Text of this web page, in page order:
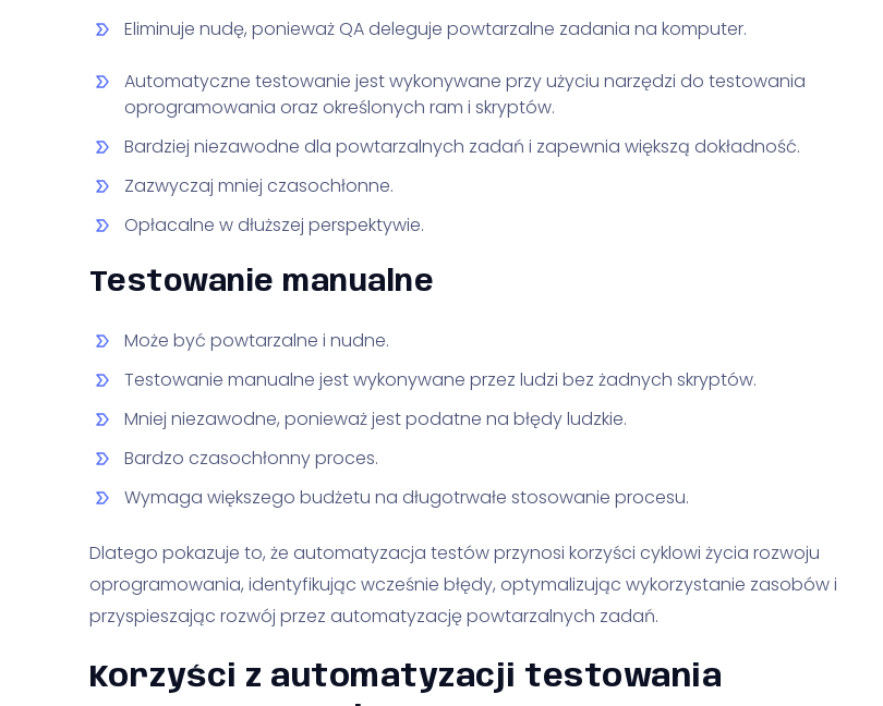
Eliminuje nudę, ponieważ QA deleguje powtarzalne zadania na komputer.
Automatyczne testowanie jest wykonywane przy użyciu narzędzi do testowania
oprogramowania oraz określonych ram i skryptów.
Bardziej niezawodne dla powtarzalnych zadań i zapewnia większą dokładność.
Zazwyczaj mniej czasochłonne.
Opłacalne w dłuższej perspektywie.
Testowanie manualne
Może być powtarzalne i nudne.
Testowanie manualne jest wykonywane przez ludzi bez żadnych skryptów.
Mniej niezawodne, ponieważ jest podatne na błędy ludzkie.
Bardzo czasochłonny proces.
Wymaga większego budżetu na długotrwałe stosowanie procesu.
Dlatego pokazuje to, że automatyzacja testów przynosi korzyści cyklowi życia rozwoju
oprogramowania, identyfikując wcześnie błędy, optymalizując wykorzystanie zasobów i
przyspieszając rozwój przez automatyzację powtarzalnych zadań.
Korzyści z automatyzacji testowania